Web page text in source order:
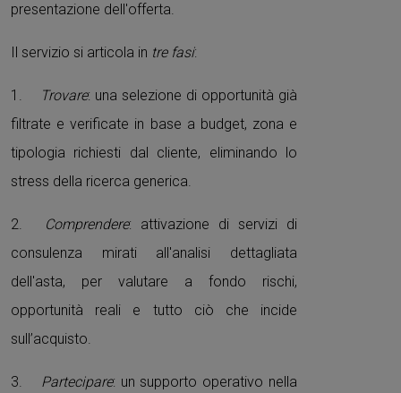
presentazione dell'offerta.
Il servizio si articola in tre fasi:
1. Trovare: una selezione di opportunità già
filtrate e verificate in base a budget, zona e
tipologia richiesti dal cliente, eliminando lo
stress della ricerca generica.
2. Comprendere: attivazione di servizi di
consulenza mirati all'analisi dettagliata
dell'asta, per valutare a fondo rischi,
opportunità reali e tutto ciò che incide
sull’acquisto.
3. Partecipare: un supporto operativo nella